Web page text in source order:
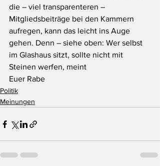
die – viel transparenteren –
Mitgliedsbeiträge bei den Kammern
aufregen, kann das leicht ins Auge
gehen. Denn – siehe oben: Wer selbst
im Glashaus sitzt, sollte nicht mit
Steinen werfen, meint
Euer Rabe
Politik
Meinungen